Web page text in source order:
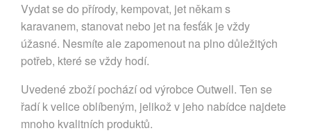
Vydat se do přírody, kempovat, jet někam s
karavanem, stanovat nebo jet na fesťák je vždy
úžasné. Nesmíte ale zapomenout na plno důležitých
potřeb, které se vždy hodí.
Uvedené zboží pochází od výrobce Outwell. Ten se
řadí k velice oblíbeným, jelikož v jeho nabídce najdete
mnoho kvalitních produktů.